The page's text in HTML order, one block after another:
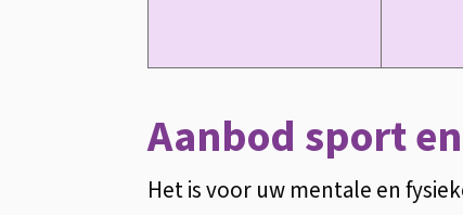
n
s
n
i
s
Aanbod sport
Het is voor uw mentale en